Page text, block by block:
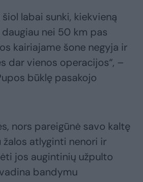
labai sunki, kiekvieną
nei 50 km pas
kairiajame šone negyja ir
dar vienos operacijos“, –
būklę pasakojo
nors pareigūnė savo kaltę
atlyginti nenori ir
jos augintinių užpulto
bandymu